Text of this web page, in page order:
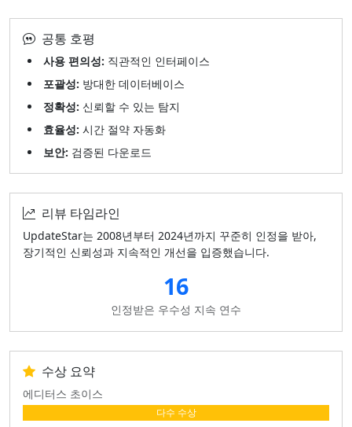
공통 호평
사용 편의성: 직관적인 인터페이스
포괄성: 방대한 데이터베이스
정확성: 신뢰할 수 있는 탐지
효율성: 시간 절약 자동화
보안: 검증된 다운로드
리뷰 타임라인
UpdateStar는 2008년부터 2024년까지 꾸준히 인정을 받아,
장기적인 신뢰성과 지속적인 개선을 입증했습니다.
16
인정받은 우수성 지속 연수
수상 요약
에디터스 초이스
다수 수상